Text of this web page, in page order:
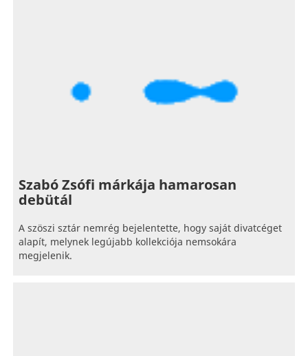
Szabó Zsófi márkája hamarosan
debütál
A szöszi sztár nemrég bejelentette, hogy saját divatcéget
alapít, melynek legújabb kollekciója nemsokára
megjelenik.